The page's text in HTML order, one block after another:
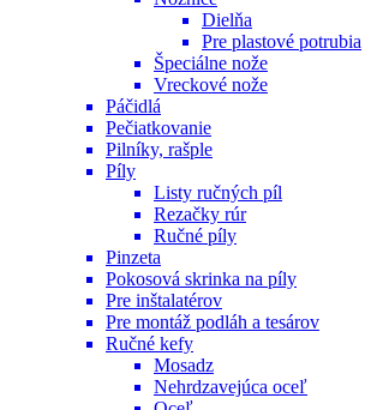
Dielňa
Pre plastové potrubia
Špeciálne nože
Vreckové nože
Páčidlá
Pečiatkovanie
Pilníky, rašple
Píly
Listy ručných píl
Rezačky rúr
Ručné píly
Pinzeta
Pokosová skrinka na píly
Pre inštalatérov
Pre montáž podláh a tesárov
Ručné kefy
Mosadz
Nehrdzavejúca oceľ